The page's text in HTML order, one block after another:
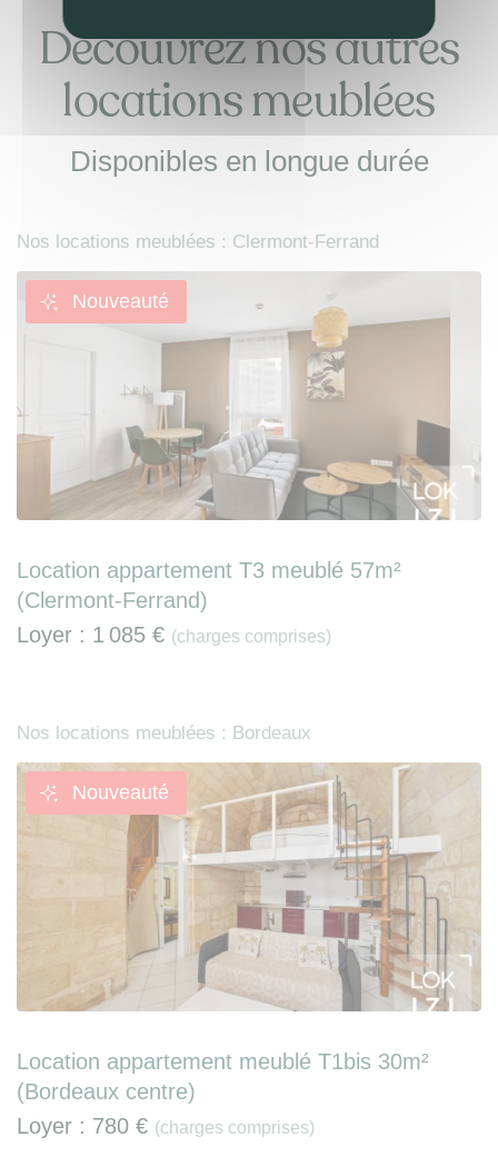
Découvrez nos autres
locations meublées
Disponibles en longue durée
Nos locations meublées : Clermont-Ferrand
Nouveauté
Location appartement T3 meublé 57m²
(Clermont-Ferrand)
Loyer : 1 085 € (charges comprises)
Nos locations meublées : Bordeaux
Nouveauté
Location appartement meublé T1bis 30m²
(Bordeaux centre)
Loyer : 780 € (charges comprises)